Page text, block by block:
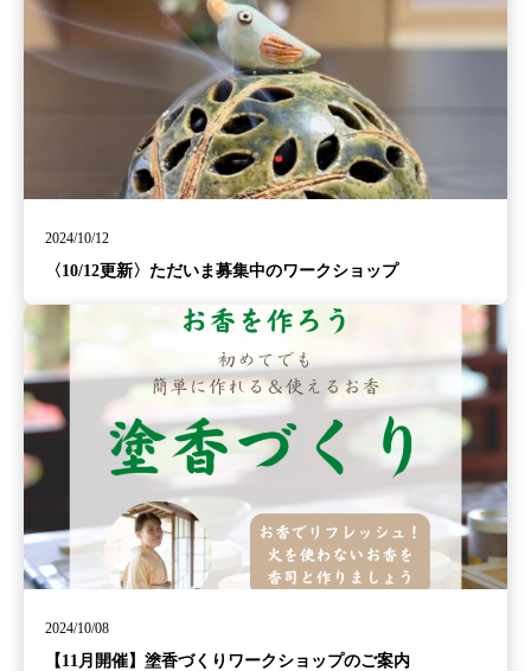
2024/10/12
〈10/12更新〉ただいま募集中のワークショップ
2024/10/08
【11月開催】塗香づくりワークショップのご案内